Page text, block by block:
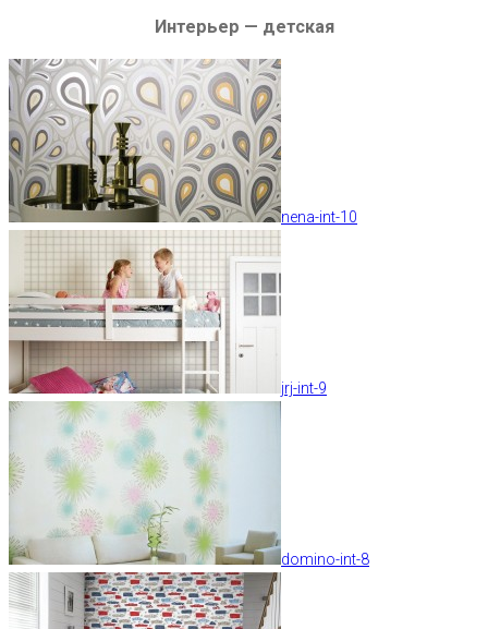
Интерьер — детская
nena-int-10
jrj-int-9
domino-int-8